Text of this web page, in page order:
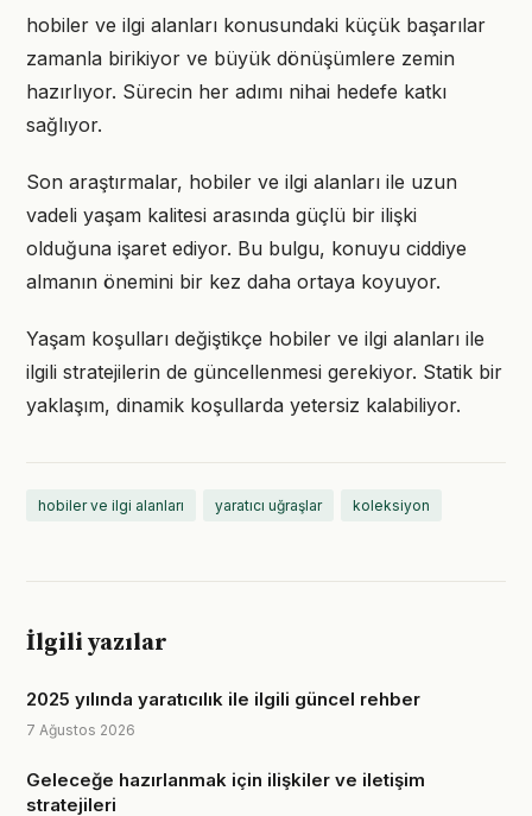
hobiler ve ilgi alanları konusundaki küçük başarılar
zamanla birikiyor ve büyük dönüşümlere zemin
hazırlıyor. Sürecin her adımı nihai hedefe katkı
sağlıyor.
Son araştırmalar, hobiler ve ilgi alanları ile uzun
vadeli yaşam kalitesi arasında güçlü bir ilişki
olduğuna işaret ediyor. Bu bulgu, konuyu ciddiye
almanın önemini bir kez daha ortaya koyuyor.
Yaşam koşulları değiştikçe hobiler ve ilgi alanları ile
ilgili stratejilerin de güncellenmesi gerekiyor. Statik bir
yaklaşım, dinamik koşullarda yetersiz kalabiliyor.
hobiler ve ilgi alanları yaratıcı uğraşlar koleksiyon
İlgili yazılar
2025 yılında yaratıcılık ile ilgili güncel rehber
7 Ağustos 2026
Geleceğe hazırlanmak için ilişkiler ve iletişim
stratejileri